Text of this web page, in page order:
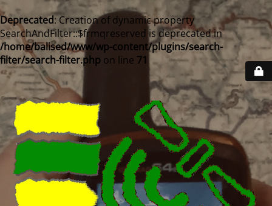
Deprecated: Creation of dynamic property
SearchAndFilter::$frmqreserved is deprecated in
/home/balised/www/wp-content/plugins/search-
filter/search-filter.php on line 71